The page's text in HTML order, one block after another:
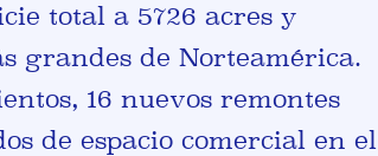
total a 5726 acres y
grandes de Norteamérica.
16 nuevos remontes
de espacio comercial en el